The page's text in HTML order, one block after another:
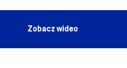
Zobacz wideo